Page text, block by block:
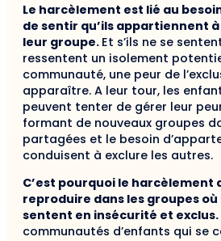
Le harcèlement est lié au
de sentir qu’ils appartiennent
leur groupe. Et s’ils ne se
ressentent un isolement
communauté, une peur de
apparaître. A leur tour, les
peuvent tenter de gérer leur
formant de nouveaux groupes
partagées et le besoin
conduisent à exclure les autres.
C’est pourquoi le harcèlement
reproduire dans les groupes
sentent en insécurité et exclus.
communautés d’enfants qui se